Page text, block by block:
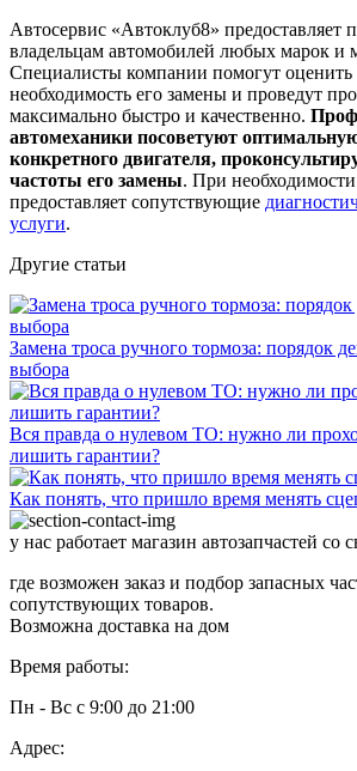
Автосервис «Автоклуб8» предоставляет
владельцам автомобилей любых марок и
Специалисты компании помогут оценить
необходимость его замены и проведут
максимально быстро и качественно.
автомеханики посоветуют
конкретного двигателя,
частоты его замены. При
предоставляет сопутствующие
услуги.
Другие статьи
Замена троса ручного тормоза: порядок
выбора
Вся правда о нулевом ТО: нужно ли
лишить гарантии?
Как понять, что пришло время менять
у нас работает магазин автозапчастей со
где возможен заказ и подбор запасных
сопутствующих товаров.
Возможна доставка на дом
Время работы:
Пн - Вс с 9:00 до 21:00
Адрес: